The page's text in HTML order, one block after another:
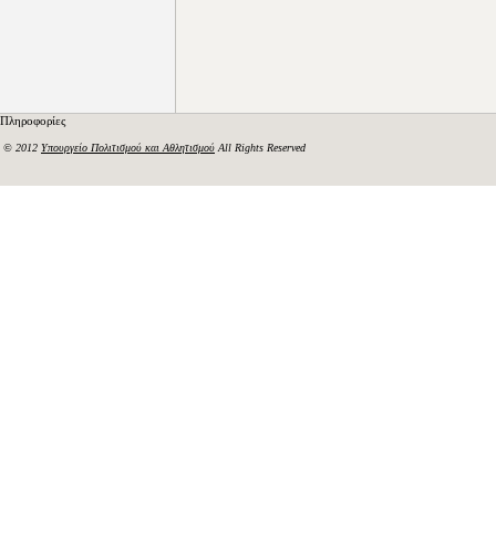
Πληροφορίες
© 2012 Υπουργείο Πολιτισμού και Αθλητισμού All Rights Reserved